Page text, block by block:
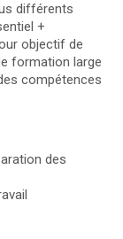
différents
+
objectif de
formation large
compétences
des